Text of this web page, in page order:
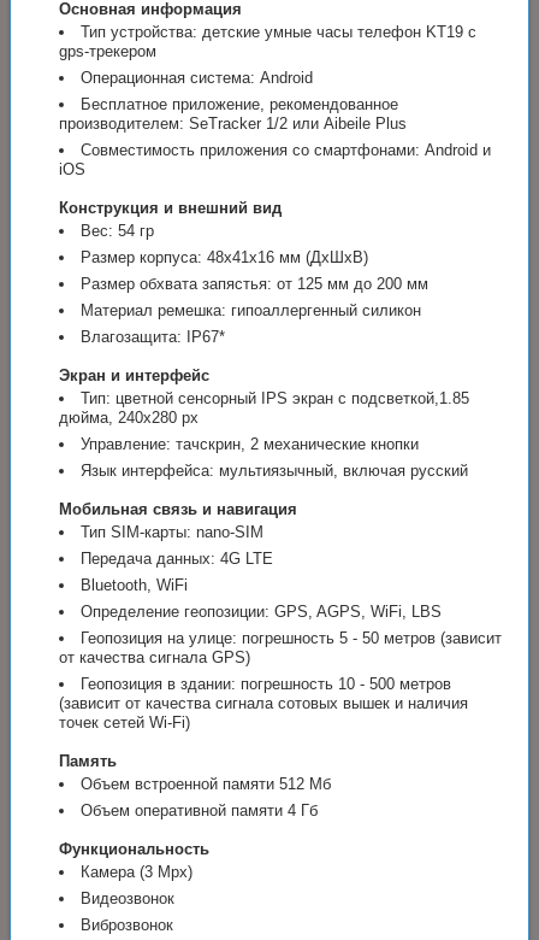
Основная информация
Тип устройства: детские умные часы телефон KT19 с
gps-трекером
Операционная система: Android
Бесплатное приложение, рекомендованное
производителем: SeTracker 1/2 или Aibeile Plus
Совместимость приложения со смартфонами: Android и
iOS
Конструкция и внешний вид
Вес: 54 гр
Размер корпуса: 48x41x16 мм (ДхШхВ)
Размер обхвата запястья: от 125 мм до 200 мм
Материал ремешка: гипоаллергенный силикон
Влагозащита: IP67*
Экран и интерфейс
Тип: цветной сенсорный IPS экран с подсветкой,1.85
дюйма, 240х280 px
Управление: тачскрин, 2 механические кнопки
Язык интерфейса: мультиязычный, включая русский
Мобильная связь и навигация
Тип SIM-карты: nano-SIM
Передача данных: 4G LTE
Bluetooth, WiFi
Определение геопозиции: GPS, AGPS, WiFi, LBS
Геопозиция на улице: погрешность 5 - 50 метров (зависит
от качества сигнала GPS)
Геопозиция в здании: погрешность 10 - 500 метров
(зависит от качества сигнала сотовых вышек и наличия
точек сетей Wi-Fi)
Память
Объем встроенной памяти 512 Мб
Объем оперативной памяти 4 Гб
Функциональность
Камера (3 Mpx)
Видеозвонок
Виброзвонок